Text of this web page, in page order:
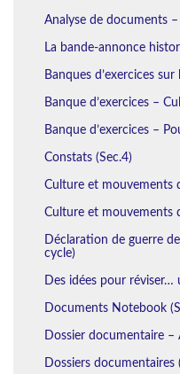
Analyse de documents –
La bande-annonce
Banques d’exercices
Banque d’exercices –
Banque d’exercices –
Constats (Sec.4)
Culture et mouvements
Culture et mouvements
Déclaration de guerre
cycle)
Des idées pour réviser…
Documents Notebook
Dossier documentaire
Dossiers documentaires